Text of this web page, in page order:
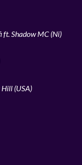
ft. Shadow MC (Ni)
(USA)